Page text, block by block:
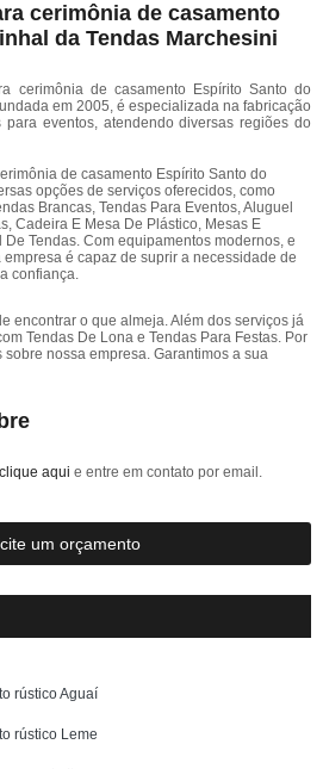
cerimônia de casamento
da Tendas Marchesini
cerimônia de casamento Espírito Santo do
em 2005, é especializada na fabricação
eventos, atendendo diversas regiões do
de casamento Espírito Santo do
opções de serviços oferecidos, como
Brancas, Tendas Para Eventos, Aluguel
Cadeira E Mesa De Plástico, Mesas E
Tendas. Com equipamentos modernos, e
é capaz de suprir a necessidade de
confiança.
encontrar o que almeja. Além dos serviços já
Tendas De Lona e Tendas Para Festas. Por
nossa empresa. Garantimos a sua
clique aqui e entre em contato por email.
um orçamento
rústico Aguaí
rústico Leme